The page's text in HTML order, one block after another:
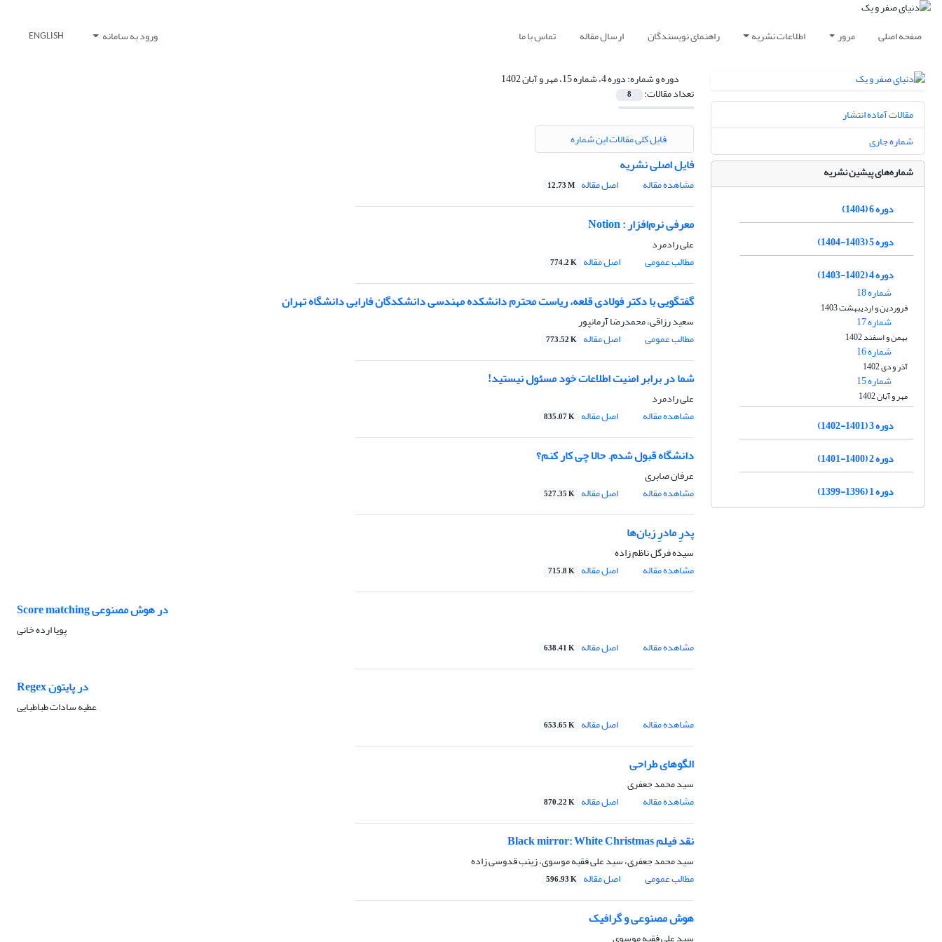
صفحه اصلی مرور اطلاعات نشریه راهنمای نویسندگان ارسال مقاله تماس با ما ورود به سامانه ENGLISH
دوره و شماره:دوره 4، شماره 15، مهر و آبان 1402
تعداد مقالات: 8
فایل کلی مقالات این شماره
فایل اصلی نشریه
مشاهده مقاله اصل مقاله 12.73 M
معرفی نرم‌افزار : Notion
علی رادمرد
مطالب عمومی
اصل مقاله 774.2 K
گفتگویی با دکتر فولادی قلعه، ریاست محترم دانشکده مهندسی دانشکدگان فارابی دانشگاه تهران
سعید رزاقی، محمدرضا آرمانپور
مطالب عمومی
اصل مقاله 773.52 K
شما در برابر امنیت اطلاعات خود مسئول نیستید!
علی رادمرد
مشاهده مقاله
اصل مقاله 835.07 K
دانشگاه قبول شدم. حالا چی کار کنم؟
عرفان صابری
مشاهده مقاله
اصل مقاله 527.35 K
پدرِ مادرِ زبان‌ها
سیده فرگل ناظم زاده
مشاهده مقاله
اصل مقاله 715.8 K
Score matching در هوش مصنوعی
پویا ارده خانی
مشاهده مقاله
اصل مقاله 638.41 K
Regex در پایتون
عطیه سادات طباطبایی
مشاهده مقاله
اصل مقاله 653.65 K
الگوهای طراحی
سید محمد جعفری
مشاهده مقاله
اصل مقاله 870.22 K
نقد فیلم Black mirror: White Christmas
سید محمد جعفری، سید علی فقیه موسوی، زینب قدوسی زاده
مطالب عمومی
اصل مقاله 596.93 K
هوش مصنوعی و گرافیک
مقالات آماده انتشار
شماره جاری
شماره‌های پیشین نشریه
دوره 6 (1404)
دوره 5 (1403-1404)
دوره 4 (1402-1403)
شماره 18
فروردین و اردیبهشت 1403
شماره 17
بهمن و اسفند 1402
شماره 16
آذر و دی 1402
شماره 15
مهر و آبان 1402
دوره 3 (1401-1402)
دوره 2 (1400-1401)
دوره 1 (1396-1399)